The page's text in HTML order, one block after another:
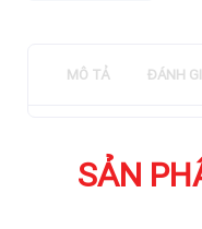
MÔ TẢ ĐÁNH
SẢN